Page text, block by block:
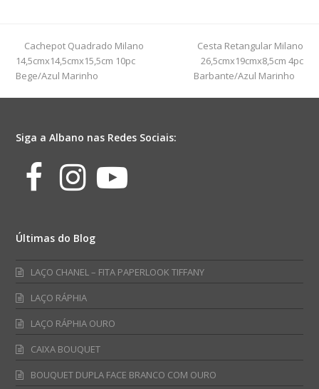
Vermelho
quantidade
previous
post:
Cachepot Quadrado Milano
14,5cmx14,5cmx15,5cm 10pc
Bege/Azul Marinho
next
post:
Cesta Retangular Milano
26,5cmx19cmx8,5cm 4pc
Barbante/Azul Marinho
Siga a Albano nas Redes Sociais:
Facebook
Instagram
Youtube
Últimas do Blog
LAÇO CHANEL – FITA PAPERLOOK TIFFANY
LAÇO RÁPHIA
LAÇO RÁPHIA OURO
CAIXA BOUQUET
BOUQUET DUPLA FACE BRANCO COM OURO